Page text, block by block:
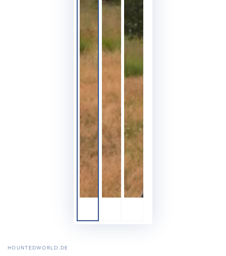
HOUNTEDWORLD.DE